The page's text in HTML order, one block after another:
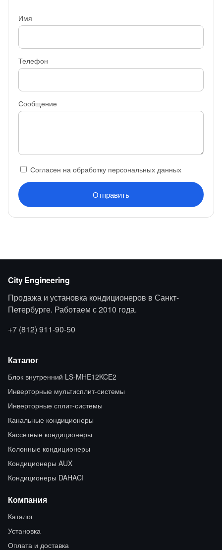
Имя
Телефон
Сообщение
Согласен на обработку персональных данных
Отправить
City Engineering
Продажа и установка кондиционеров в Санкт-
Петербурге. Работаем с 2010 года.
+7 (812) 911-90-50
Каталог
Блок внутренний LS-MHE12KCE2
Инверторные мультисплит-системы
Инверторные сплит-системы
Канальные кондиционеры
Кассетные кондиционеры
Колонные кондиционеры
Кондиционеры AUX
Кондиционеры DAHACI
Компания
Каталог
Установка
Оплата и доставка